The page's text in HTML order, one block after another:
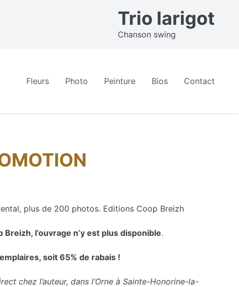
Trio larigot
Chanson swing
Fleurs Photo Peinture Bios Contact
plus de 200 photos. Editions Coop Breizh
l’ouvrage n’y est plus disponible.
soit 65% de rabais !
chez l’auteur, dans l’Orne à Sainte-Honorine-la-